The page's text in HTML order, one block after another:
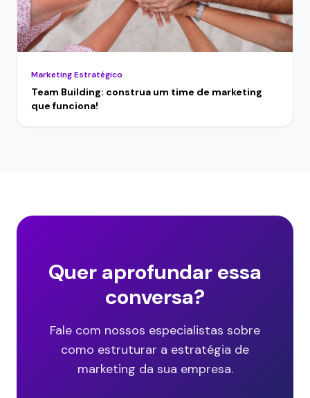
Marketing Estratégico
Team Building: construa um time de marketing
que funciona!
Quer aprofundar essa
conversa?
Fale com nossos especialistas sobre
como estruturar a estratégia de
marketing da sua empresa.